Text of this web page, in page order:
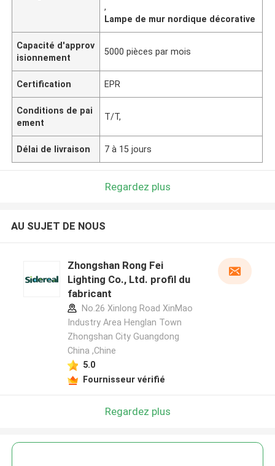
,
Lampe de mur nordique décorative
Capacité d'approv
isionnement
5000 pièces par mois
Certification EPR
Conditions de pai
ement
T/T,
Délai de livraison 7 à 15 jours
Regardez plus
AU SUJET DE NOUS
Zhongshan Rong Fei
Lighting Co., Ltd. profil du
fabricant
No.26 Xinlong Road XinMao
Industry Area Henglan Town
Zhongshan City Guangdong
China ,Chine
5.0
Fournisseur vérifié
Regardez plus